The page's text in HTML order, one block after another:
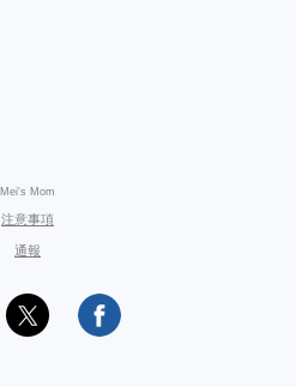
Mei's Mom
注意事項
通報